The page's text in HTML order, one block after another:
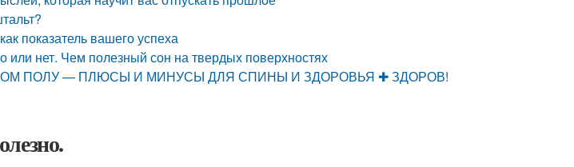
показатель вашего успеха
или нет. Чем полезный сон на твердых поверхностях
ПОЛУ — ПЛЮСЫ И МИНУСЫ ДЛЯ СПИНЫ И ЗДОРОВЬЯ ✚ ЗДОРОВ!